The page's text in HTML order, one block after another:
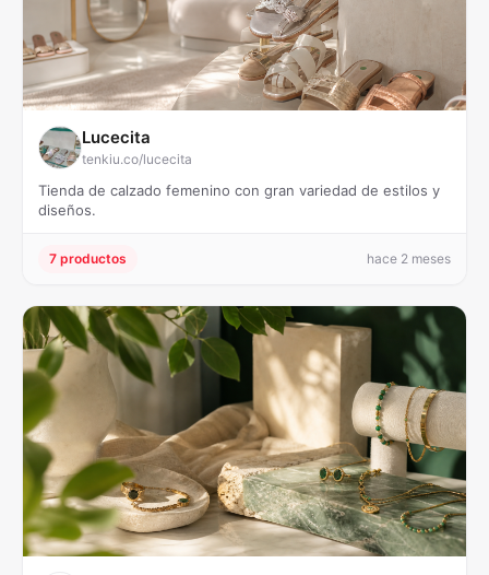
Lucecita
tenkiu.co/lucecita
Tienda de calzado femenino con gran variedad de estilos y
diseños.
7 productos hace 2 meses